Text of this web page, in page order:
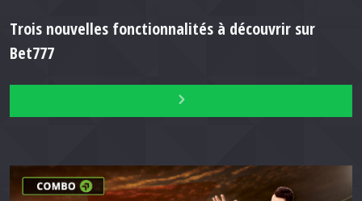
Trois nouvelles fonctionnalités à découvrir sur
Bet777